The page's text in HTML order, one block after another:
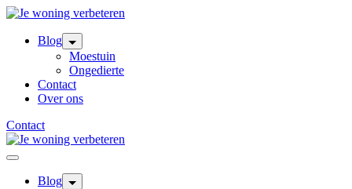
Skip
contentBlog
Moestuin
Ongedierte
Contact
Over ons
Contact
Blog